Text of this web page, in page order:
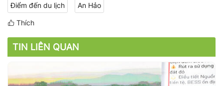
Điểm đến du lịch An Hảo
Thích
TIN LIÊN QUAN